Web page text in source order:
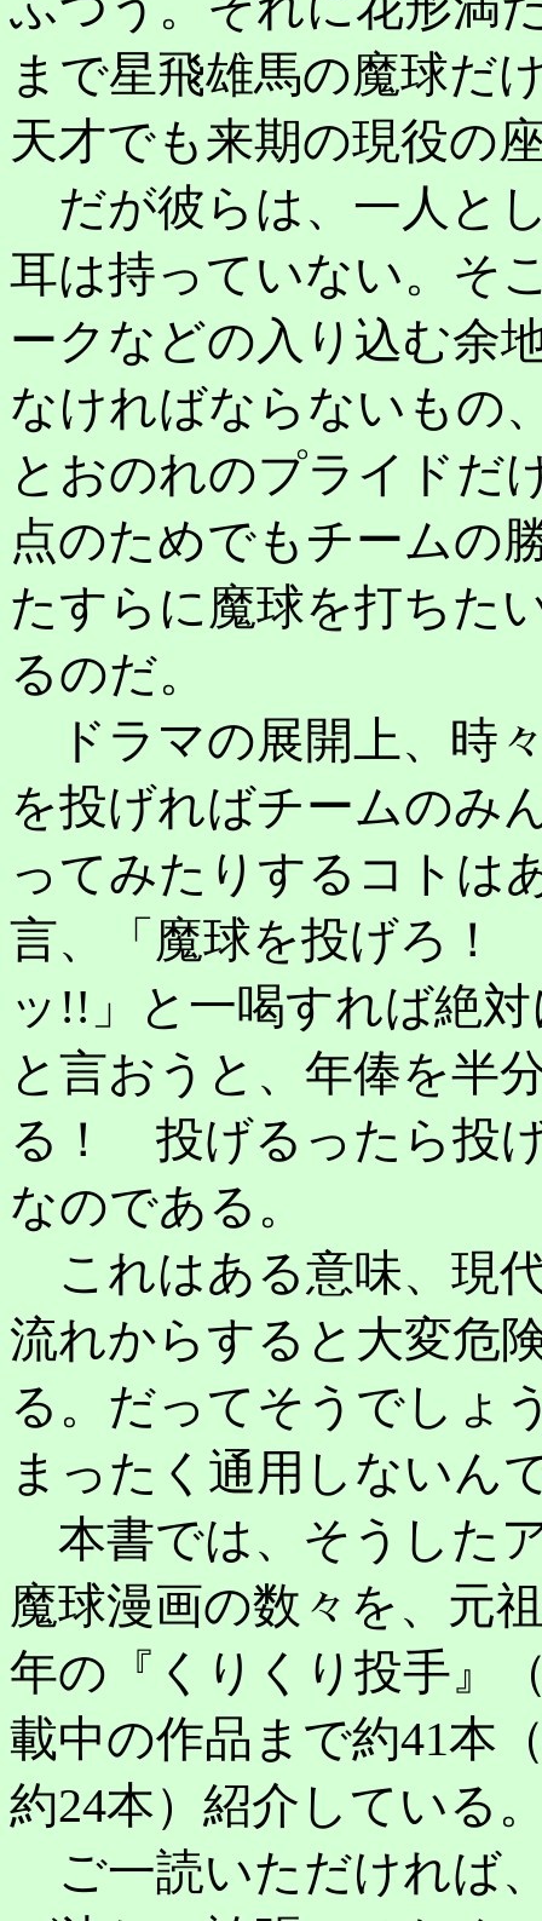
まで星飛雄馬の魔球だ
天才でも来期の現役の
だが彼らは、一人と
耳は持っていない。そ
ークなどの入り込む余
なければならないもの
とおのれのプライドだ
点のためでもチームの
たすらに魔球を打ちた
るのだ。
ドラマの展開上、時
を投げればチームのみ
ってみたりするコトは
言、「魔球を投げろ！
ッ!!」と一喝すれば絶
と言おうと、年俸を半
る！ 投げるったら投
なのである。
これはある意味、現
流れからすると大変危
る。だってそうでしょ
まったく通用しないん
本書では、そうした
魔球漫画の数々を、元
年の『くりくり投手』
載中の作品まで約41本
約24本）紹介している
ご一読いただければ